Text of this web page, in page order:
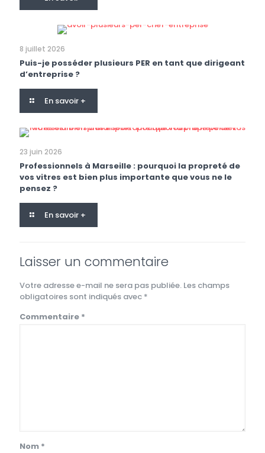
8 juillet 2026
Puis-je posséder plusieurs PER en tant que dirigeant
d’entreprise ?
En savoir +
23 juin 2026
Professionnels à Marseille : pourquoi la propreté de
vos vitres est bien plus importante que vous ne le
pensez ?
En savoir +
Laisser un commentaire
Votre adresse e-mail ne sera pas publiée. Les champs
obligatoires sont indiqués avec *
Commentaire *
Nom *